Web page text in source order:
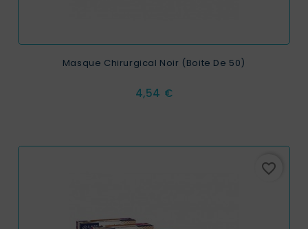
Masque Chirurgical Noir (Boite De 50)
Prix
4,54 €
favorite_border